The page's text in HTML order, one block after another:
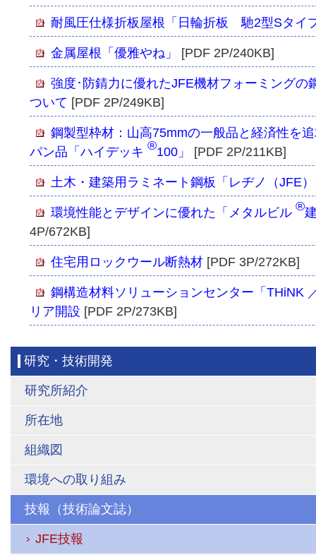
耐風圧仕様折板屋根「日輪折板 馳2型Sタイ
金属屋根「優雅やね」 [PDF 2P/240KB]
強度･防錆力に優れたJFE機材フォーミングの
ついて [PDF 2P/249KB]
鋼製型枠材：山高75mmの一般品と経済性を
パン品「ハイデッキ ®100」 [PDF 2P/211KB]
土木・建築用ラミネート鋼板「レヂノ（JFE
環境性能とデザインに優れた「メタルビル ®
4P/672KB]
住宅用ロックウール断熱材 [PDF 3P/272KB]
鋼構造材料ソリューションセンター「THiNK
リア開設 [PDF 2P/273KB]
研究・技術開発
研究所紹介
所在地
組織図
環境への取り組み
技報（技術論文誌）
JFE技報